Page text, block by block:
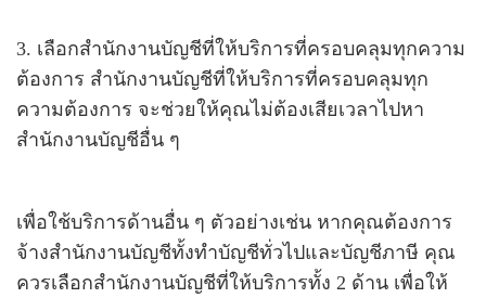
3. เลือกสำนักงานบัญชีที่ให้บริการที่ครอบคลุมทุกความ
ต้องการ สำนักงานบัญชีที่ให้บริการที่ครอบคลุมทุก
ความต้องการ จะช่วยให้คุณไม่ต้องเสียเวลาไปหา
สำนักงานบัญชีอื่น ๆ
เพื่อใช้บริการด้านอื่น ๆ ตัวอย่างเช่น หากคุณต้องการ
จ้างสำนักงานบัญชีทั้งทำบัญชีทั่วไปและบัญชีภาษี คุณ
ควรเลือกสำนักงานบัญชีที่ให้บริการทั้ง 2 ด้าน เพื่อให้